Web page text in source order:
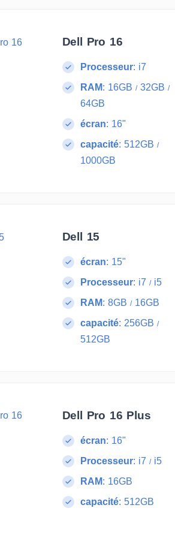
Dell Pro 16
Processeur: i7
RAM: 16GB /32GB /
64GB
écran: 16"
capacité: 512GB /
1000GB
Dell 15
écran: 15"
Processeur: i7 /i5
RAM: 8GB /16GB
capacité: 256GB /
512GB
Dell Pro 16 Plus
écran: 16"
Processeur: i7 /i5
RAM: 16GB
capacité: 512GB